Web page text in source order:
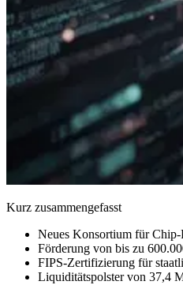
Kurz zusammengefasst
Neues Konsortium für
Förderung von bis zu
FIPS-Zertifizierung für
Liquiditätspolster von 37,4